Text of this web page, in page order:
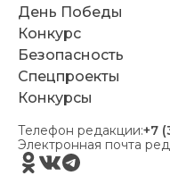
День Победы
Конкурс
Безопасность
Спецпроекты
Конкурсы
Телефон редакции:+7
Электронная почта